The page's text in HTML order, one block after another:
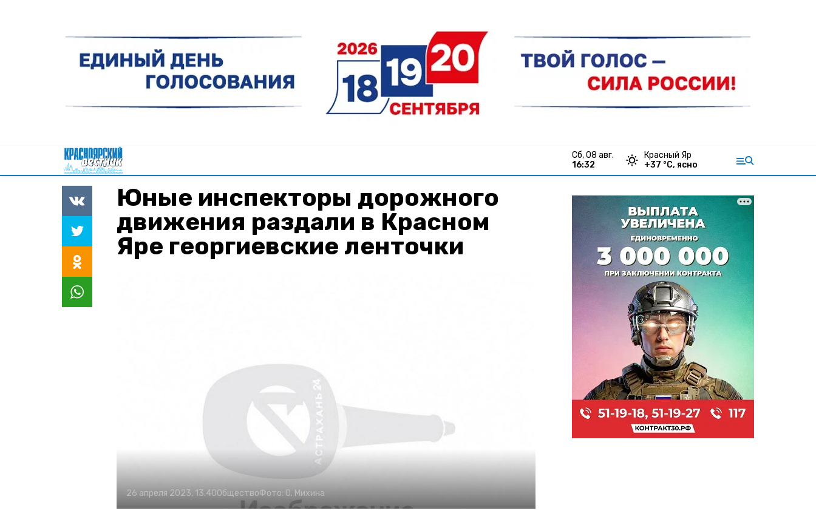
сб, 08 авг.
16:32
Красный Яр
+37 °С, ясно
Юные инспекторы дорожного
движения раздали в Красном
Яре георгиевские ленточки
26 апреля 2023, 13:40ОбществоФото: О. Михина